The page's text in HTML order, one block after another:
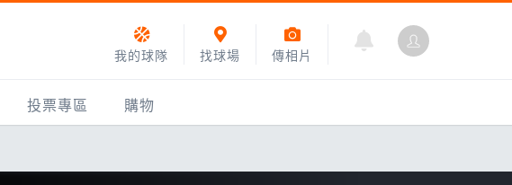
傳相片
找球場
我的球隊
投票專區 購物